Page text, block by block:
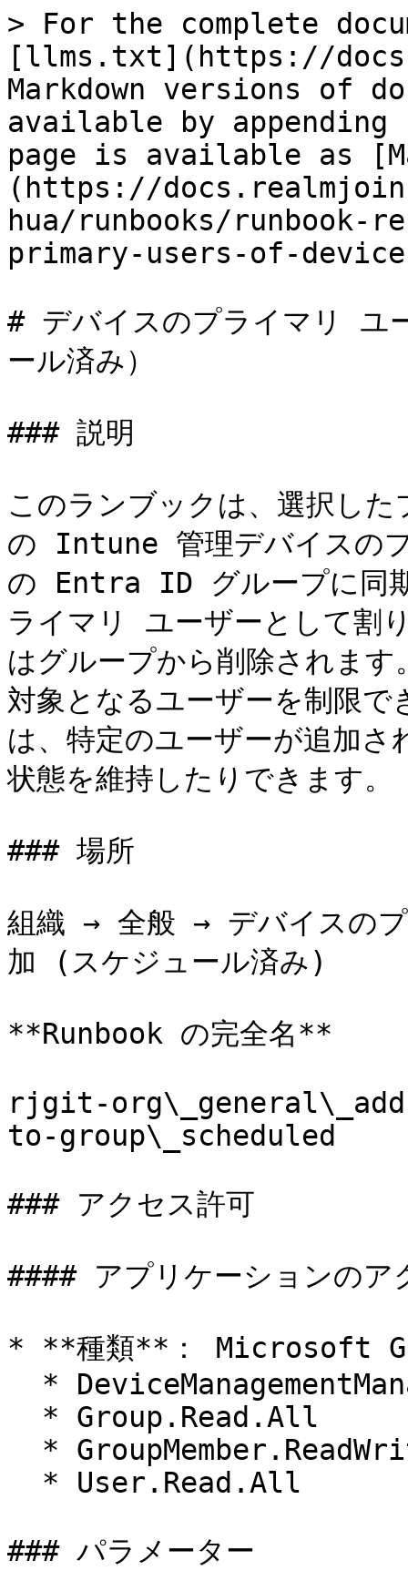
> For the complete
[llms.txt](https://
Markdown versions of
available by
page is available as
(https://
hua/runbooks/runbook-
primary-users-of-
# デバイスのプライマリ ユ
ール済み）
### 説明
このランブックは、選択し
の Intune 管理デバイスの
の Entra ID グループに同
ライマリ ユーザーとして割
はグループから削除されま
対象となるユーザーを制限
は、特定のユーザーが追加
状態を維持したりできます。
### 場所
組織 → 全般 → デバイスのプ
加 (スケジュール済み)
**Runbook の完全名**
rjgit-
to-group\_scheduled
### アクセス許可
#### アプリケーションのア
* **種類**： Microsoft
### パラメーター